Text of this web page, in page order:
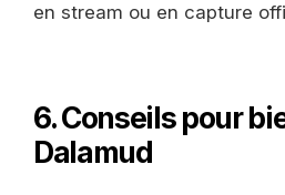
en stream ou en capture
6. Conseils pour
Dalamud